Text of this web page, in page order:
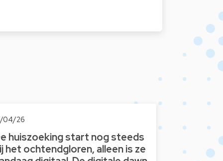
04/26
huiszoeking start nog steeds
het ochtendgloren, alleen is ze